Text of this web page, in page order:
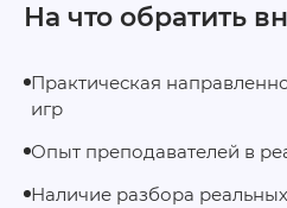
На что обратить
Практическая
игр
Опыт преподавателей в
Наличие разбора